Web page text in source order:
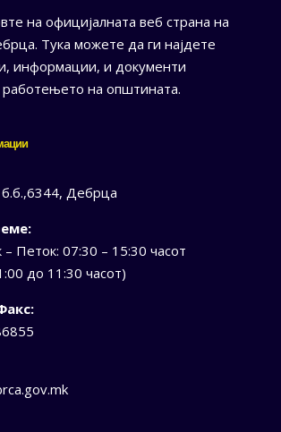
на официјалната веб страна на
Тука можете да ги најдете
информации, и документи
работењето на општината.
Дебрца
Петок: 07:30 – 15:30 часот
до 11:30 часот)